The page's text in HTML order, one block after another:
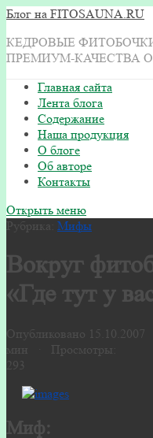
Блог на FITOSAUNA.RU
КЕДРОВЫЕ
ПРЕМИУМ-КАЧЕСТВА
Главная сайта
Лента блога
Содержание
Наша продукция
О блоге
Об авторе
Контакты
Открыть меню
Рубрика: Мифы
Вокруг
«Где тут у
Опубликовано
мин · Просмотры:
293
Миф: